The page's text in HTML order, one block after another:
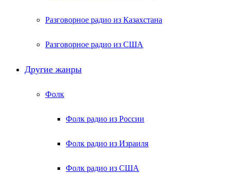
Разговорное радио из Казахстана
Разговорное радио из США
Другие жанры
Фолк
Фолк радио из России
Фолк радио из Израиля
Фолк радио из США